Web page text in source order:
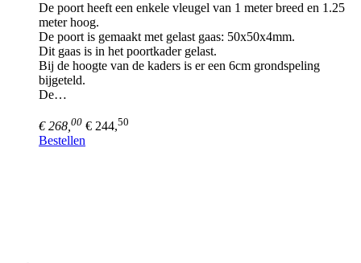
De poort heeft een enkele vleugel van 1 meter breed en 1.25
meter hoog.
De poort is gemaakt met gelast gaas: 50x50x4mm.
Dit gaas is in het poortkader gelast.
Bij de hoogte van de kaders is er een 6cm grondspeling
bijgeteld.
De…
€ 268, 00 € 244,50
Bestellen